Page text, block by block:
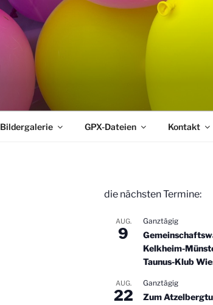
Bildergalerie GPX-Dateien Kontakt
die nächsten Termine:
AUG.
9
Ganztägig
Kelkheim-
Taunus-Klub
AUG.
22
Ganztägig
Zum